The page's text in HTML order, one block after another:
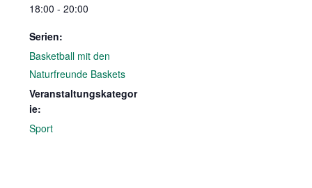
18:00 - 20:00
Serien:
Basketball mit den
Naturfreunde Baskets
Veranstaltungskategor
ie:
Sport